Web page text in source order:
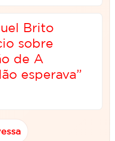
Brito
sobre
de A
esperava”